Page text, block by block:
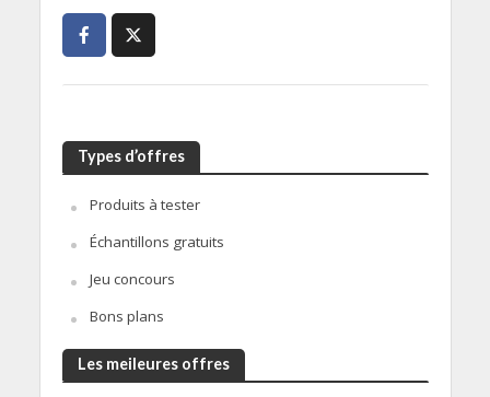
Types d’offres
Produits à tester
Échantillons gratuits
Jeu concours
Bons plans
Les meileures offres